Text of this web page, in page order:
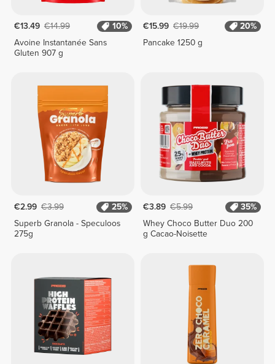
€13.49 €14.99
10%
Avoine Instantanée Sans
Gluten 907 g
€15.99 €19.99
20%
Pancake 1250 g
€2.99 €3.99
25%
Superb Granola - Speculoos
275g
€3.89 €5.99
35%
Whey Choco Butter Duo 200
g Cacao-Noisette